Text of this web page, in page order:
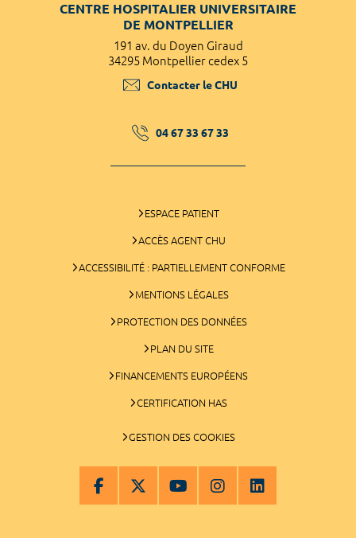
CENTRE HOSPITALIER UNIVERSITAIRE
DE MONTPELLIER
191 av. du Doyen Giraud
34295 Montpellier cedex 5
Contacter le CHU
04 67 33 67 33
ESPACE PATIENT
ACCÈS AGENT CHU
ACCESSIBILITÉ : PARTIELLEMENT CONFORME
MENTIONS LÉGALES
PROTECTION DES DONNÉES
PLAN DU SITE
FINANCEMENTS EUROPÉENS
CERTIFICATION HAS
GESTION DES COOKIES